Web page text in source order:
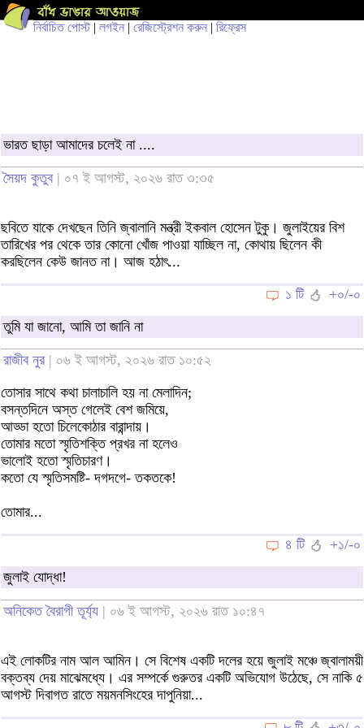
নির্বাচিত পোস্ট| লগইন | রেজিস্ট্রেশন করুন | রিফ্রেস
ভারত ছাড়া আমাদের চলেই না ....
সৈয়দ কুতুব | ০৭ ই আগস্ট, ২০২৬ রাত ৩:৩৫
ছবিতে যাকে দেখছেন তিনি জ্বালানি মন্ত্রী ইকবাল হোসেন টুকু। জুলাইয়ের বিশ
তারিখের পর থেকে তার কোনো খোঁজ পাওয়া যাচ্ছিল না, কোথায় ছিলেন কী
করছিলেন কেউ জানত না। আজ হঠাৎ...
১ টি
+০/-০
তুমি যা জানো, আমি তা জানি না
রাজীব নুর | ০৬ ই আগস্ট, ২০২৬ রাত ১০:৫২
তোসার সাথে কথা চালাচালি হয় না মেলাদিন;
বসন্তদিনে অস্ত গেলেই বেশ জমিয়ে,
আড্ডা হতো চিলেকোঠার বারান্দায়।
তোমার মতো স্মৃতিশক্তি প্রখর না হলেও
ভালোই হতো স্মৃতিচারণ।
কতো যে স্মৃতিসমষ্টি- দগদগে- তকতকে!
তোমার...
৪ টি
+১/-০
জুলাই যোদ্ধা!
অনিকেত বৈরাগী তূর্য্য | ০৬ ই আগস্ট, ২০২৬ রাত ১০:৪৭
এই লোকটির নাম আল আমিন। সে বিশেষ একটি দলের হয়ে জুলাই মঞ্চে জ্বালাময়ী
বক্তব্য দেয় মাঝেমধ্যে। এর সম্পর্কে গুরুতর একটি অভিযোগ উঠেছে, সে নাকি ৫
আগস্ট দিবাগত রাতে ময়মনসিংহের দাপুনিয়া...